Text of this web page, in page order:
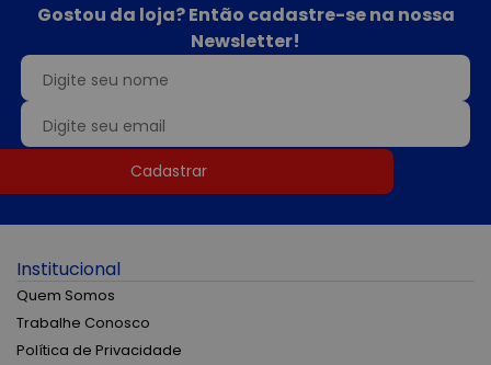
Gostou da loja? Então cadastre-se na nossa
Newsletter!
Cadastrar
Institucional
Quem Somos
Trabalhe Conosco
Política de Privacidade